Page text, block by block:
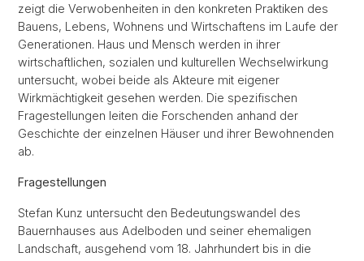
zeigt die Verwobenheiten in den konkreten Praktiken des
Bauens, Lebens, Wohnens und Wirtschaftens im Laufe der
Generationen. Haus und Mensch werden in ihrer
wirtschaftlichen, sozialen und kulturellen Wechselwirkung
untersucht, wobei beide als Akteure mit eigener
Wirkmächtigkeit gesehen werden. Die spezifischen
Fragestellungen leiten die Forschenden anhand der
Geschichte der einzelnen Häuser und ihrer Bewohnenden
ab.
Fragestellungen
Stefan Kunz untersucht den Bedeutungswandel des
Bauernhauses aus Adelboden und seiner ehemaligen
Landschaft, ausgehend vom 18. Jahrhundert bis in die